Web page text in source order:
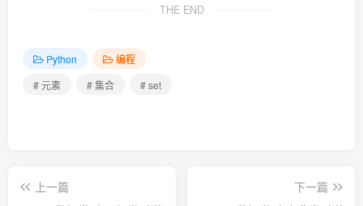
set2 ) # 输出 {1, 2, 3, 4, 5}
print(set1 - set2
# 对称差集
THE END
Python
编程
# 元素
# 集合 # set
上一篇
下一篇